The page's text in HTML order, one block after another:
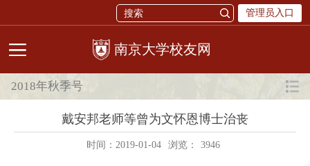
管理员入口
校友网
2018年秋季号
戴安邦老师等曾为文怀恩博士治丧
时间：2019-01-04 浏览： 3946